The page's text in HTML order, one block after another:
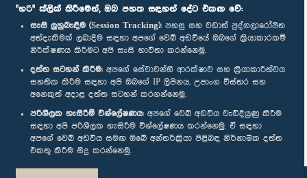
"හරි" ක්ලික් කිරීමෙන්, ඔබ පහත සඳහන් දේට එකඟ වේ:
සැසි ලුහුබැඳීම (Session Tracking): පහසු සහ වඩාත් පුද්ගලාරෝපිත
අත්දැකීමක් ලබාදීම සඳහා අපගේ වෙබ් අඩවියේ ඔබගේ ක්‍රියාකාරකම්
නිරීක්ෂණය කිරීමට අපි සැසි භාවිතා කරන්නෙමු.
දත්ත සටහන් කිරීම: අපගේ සේවාවන්හි ආරක්ෂාව සහ ක්‍රියාකාරීත්වය
සහතික කිරීම සඳහා අපි ඔබගේ IP ලිපිනය, උපාංග විස්තර සහ
අනෙකුත් අදාළ දත්ත සටහන් කරගන්නෙමු.
පරිශීලක හැසිරීම් විශ්ලේෂණය: අපගේ වෙබ් අඩවිය වැඩිදියුණු කිරීම
සඳහා අපි පරිශීලක හැසිරීම විශ්ලේෂණය කරන්නෙමු. ඒ සඳහා
අපගේ වෙබ් අඩවිය සමඟ ඔබේ අන්තර්ක්‍රියා පිළිබඳ නිර්නාමික දත්ත
එකතු කිරීම සිදු කරන්නෙමු.
අප හා සම්බන්ධ වී සිටින්න :
සම්මාන
පෞද්ගලිකත්ව ප්‍රතිපත්තිය